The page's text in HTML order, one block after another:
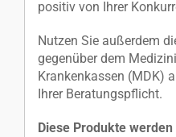
positiv von Ihrer
Nutzen Sie außerdem
gegenüber dem
Krankenkassen (MDK)
Ihrer Beratungspflicht.
Diese Produkte